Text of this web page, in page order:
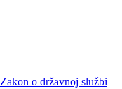
Zakon o državnoj službi